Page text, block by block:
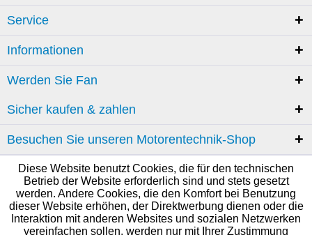
Service
Informationen
Werden Sie Fan
Sicher kaufen & zahlen
Besuchen Sie unseren Motorentechnik-Shop
Diese Website benutzt Cookies, die für den technischen
Betrieb der Website erforderlich sind und stets gesetzt
werden. Andere Cookies, die den Komfort bei Benutzung
dieser Website erhöhen, der Direktwerbung dienen oder die
Interaktion mit anderen Websites und sozialen Netzwerken
vereinfachen sollen, werden nur mit Ihrer Zustimmung